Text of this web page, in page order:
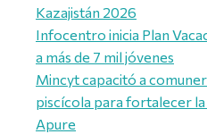
Kazajistán 2026
Infocentro inicia Plan
a más de 7 mil jóvenes
Mincyt capacitó a
piscícola para fortalecer
Apure